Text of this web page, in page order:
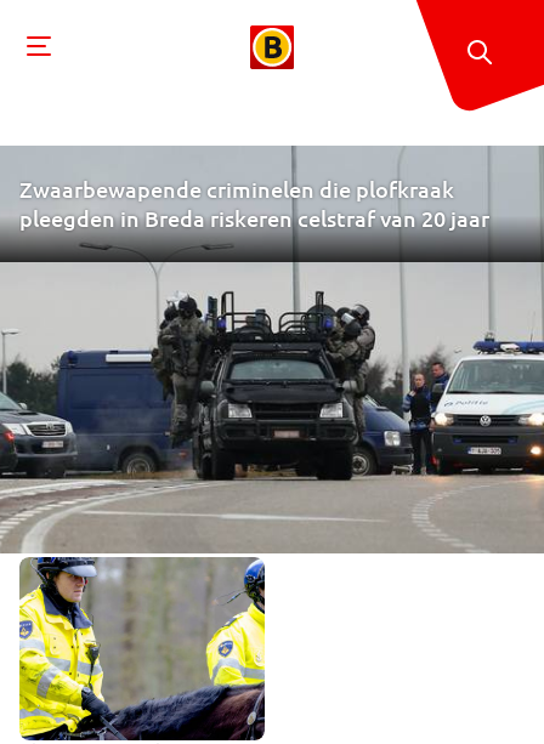
Zwaarbewapende criminelen die plofkraak
pleegden in Breda riskeren celstraf van 20 jaar